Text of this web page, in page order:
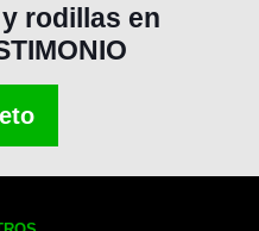
rodillas en